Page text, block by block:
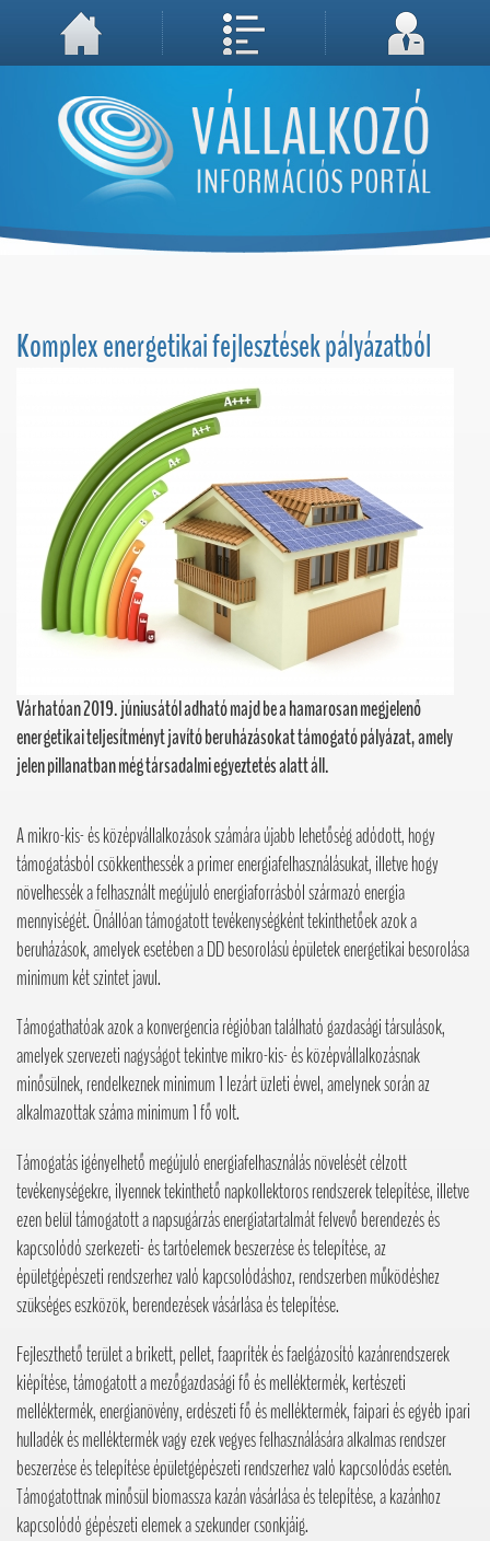
A weboldal használatával Ön elfogadja, hogy Cookie-kat (sütiket) tároljunk számítógépén. A sütik a weboldal megfelelő működéséhez
Megértettem, folytatás...
Komplex energetikai fejlesztések pályázatból
Várhatóan 2019. júniusától adható majd be a hamarosan megjelenő
energetikai teljesítményt javító beruházásokat támogató pályázat, amely
jelen pillanatban még társadalmi egyeztetés alatt áll.
A mikro-kis- és középvállalkozások számára újabb lehetőség adódott, hogy
támogatásból csökkenthessék a primer energiafelhasználásukat, illetve hogy
növelhessék a felhasznált megújuló energiaforrásból származó energia
mennyiségét. Önállóan támogatott tevékenységként tekinthetőek azok a
beruházások, amelyek esetében a DD besorolású épületek energetikai besorolása
minimum két szintet javul.
Támogathatóak azok a konvergencia régióban található gazdasági társulások,
amelyek szervezeti nagyságot tekintve mikro-kis- és középvállalkozásnak
minősülnek, rendelkeznek minimum 1 lezárt üzleti évvel, amelynek során az
alkalmazottak száma minimum 1 fő volt.
Támogatás igényelhető megújuló energiafelhasználás növelését célzott
tevékenységekre, ilyennek tekinthető napkollektoros rendszerek telepítése, illetve
ezen belül támogatott a napsugárzás energiatartalmát felvevő berendezés és
kapcsolódó szerkezeti- és tartóelemek beszerzése és telepítése, az
épületgépészeti rendszerhez való kapcsolódáshoz, rendszerben működéshez
szükséges eszközök, berendezések vásárlása és telepítése.
Fejleszthető terület a brikett, pellet, faapríték és faelgázosító kazánrendszerek
kiépítése, támogatott a mezőgazdasági fő és melléktermék, kertészeti
melléktermék, energianövény, erdészeti fő és melléktermék, faipari és egyéb ipari
hulladék és melléktermék vagy ezek vegyes felhasználására alkalmas rendszer
beszerzése és telepítése épületgépészeti rendszerhez való kapcsolódás esetén.
Támogatottnak minősül biomassza kazán vásárlása és telepítése, a kazánhoz
kapcsolódó gépészeti elemek a szekunder csonkjáig.